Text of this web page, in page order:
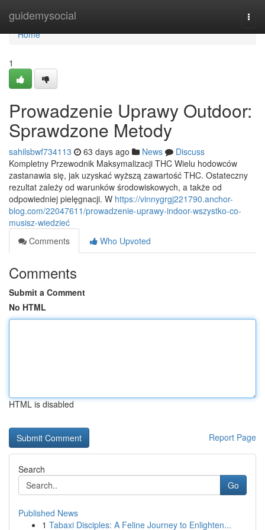
guidemysocial
Home
Home
1
Prowadzenie Uprawy Outdoor:
Sprawdzone Metody
sahilsbwf734113 63 days ago News
Discuss
Kompletny Przewodnik Maksymalizacji THC Wielu hodowców
zastanawia się, jak uzyskać wyższą zawartość THC. Ostateczny
rezultat zależy od warunków środowiskowych, a także od
odpowiedniej pielęgnacji. W https://vinnygrgj221790.anchor-
blog.com/22047611/prowadzenie-uprawy-indoor-wszystko-co-
musisz-wiedzieć
Comments
Who Upvoted
Comments
Submit a Comment
No HTML
HTML is disabled
Report Page
Search
Go
Published News
1 Tabaxi Disciples: A Feline Journey to Enlighten...